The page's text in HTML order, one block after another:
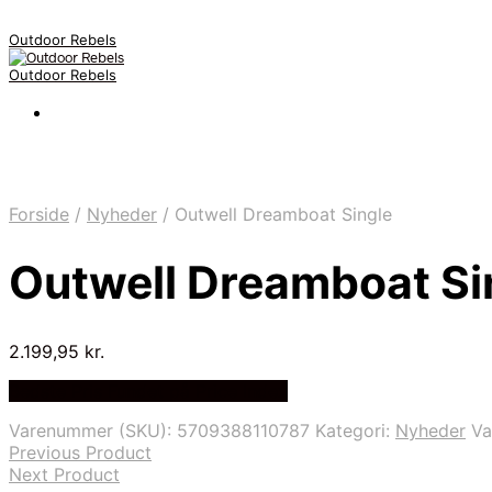
Outdoor Rebels
Outdoor Rebels
Forside / Nyheder / Outwell Dreamboat Single
Outwell Dreamboat
2.199,95 kr.
Varenummer (SKU): 5709388110787 Kategori: Nyheder
Previous Product
Next Product